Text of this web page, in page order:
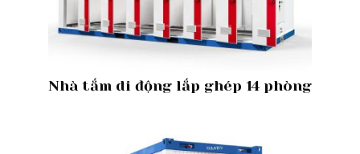
Nhà tắm di động lắp ghép 14 phòng